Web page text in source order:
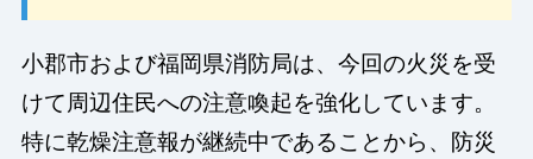
小郡市および福岡県消防局は、今回の火災を受
けて周辺住民への注意喚起を強化しています。
特に乾燥注意報が継続中であることから、防災